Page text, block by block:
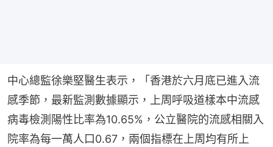
中心總監徐樂堅醫生表示，「香港於六月底已進入流
感季節，最新監測數據顯示，上周呼吸道樣本中流感
病毒檢測陽性比率為10.65%，公立醫院的流感相關入
院率為每一萬人口0.67，兩個指標在上周均有所上